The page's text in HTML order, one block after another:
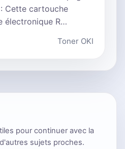
Cette cartouche
électronique R…
Toner OKI
pour continuer avec la
sujets proches.